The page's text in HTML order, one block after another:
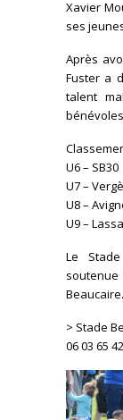
Xavier
ses
Après
Fuster a
talent
U6 – SB30
U7 –
U8 –
U9 –
Le
Beaucaire.
> Stade
06 03 65